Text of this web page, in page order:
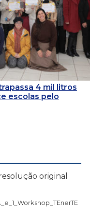
4 mil litros
escolas pelo
original